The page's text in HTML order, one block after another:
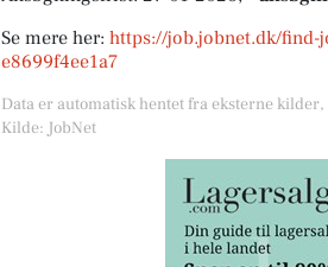
Se mere her: https://job.jobnet.dk/find-
e8699f4ee1a7
Data er automatisk hentet fra eksterne
Kilde: JobNet